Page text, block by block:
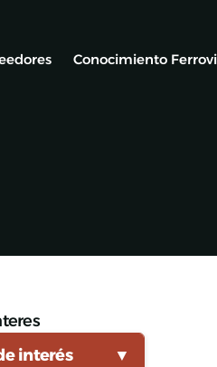
Conocimiento
interés
▼